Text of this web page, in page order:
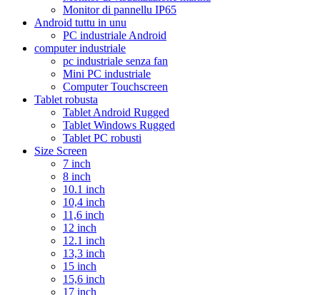
Monitor di pannellu IP65
Android tuttu in unu
PC industriale Android
computer industriale
pc industriale senza fan
Mini PC industriale
Computer Touchscreen
Tablet robusta
Tablet Android Rugged
Tablet Windows Rugged
Tablet PC robusti
Size Screen
7 inch
8 inch
10.1 inch
10,4 inch
11,6 inch
12 inch
12.1 inch
13,3 inch
15 inch
15,6 inch
17 inch